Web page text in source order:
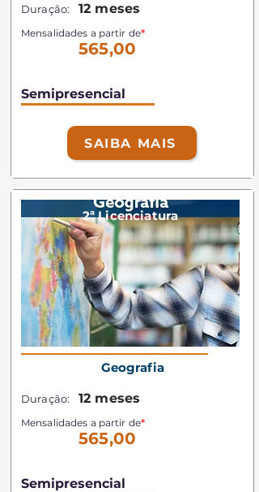
Duração: 12 meses
Mensalidades a partir de*
565,00
Semipresencial
SAIBA MAIS
2ª Licenciatura
Geografia
Duração: 12 meses
Mensalidades a partir de*
565,00
Semipresencial